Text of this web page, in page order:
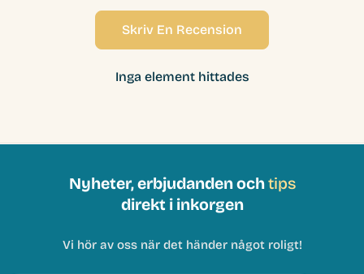
Skriv En Recension
Inga element hittades
Nyheter, erbjudanden ochtips
direkt i inkorgen
Vi hör av oss när det händer något roligt!